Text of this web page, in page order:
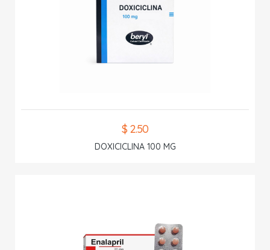
$ 2.50
DOXICICLINA 100 MG